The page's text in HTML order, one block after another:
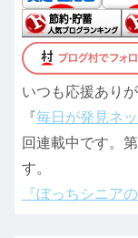
いつも応援あり
『毎日が発見ネッ
回連載中です。
す。
『ぼっちシニア